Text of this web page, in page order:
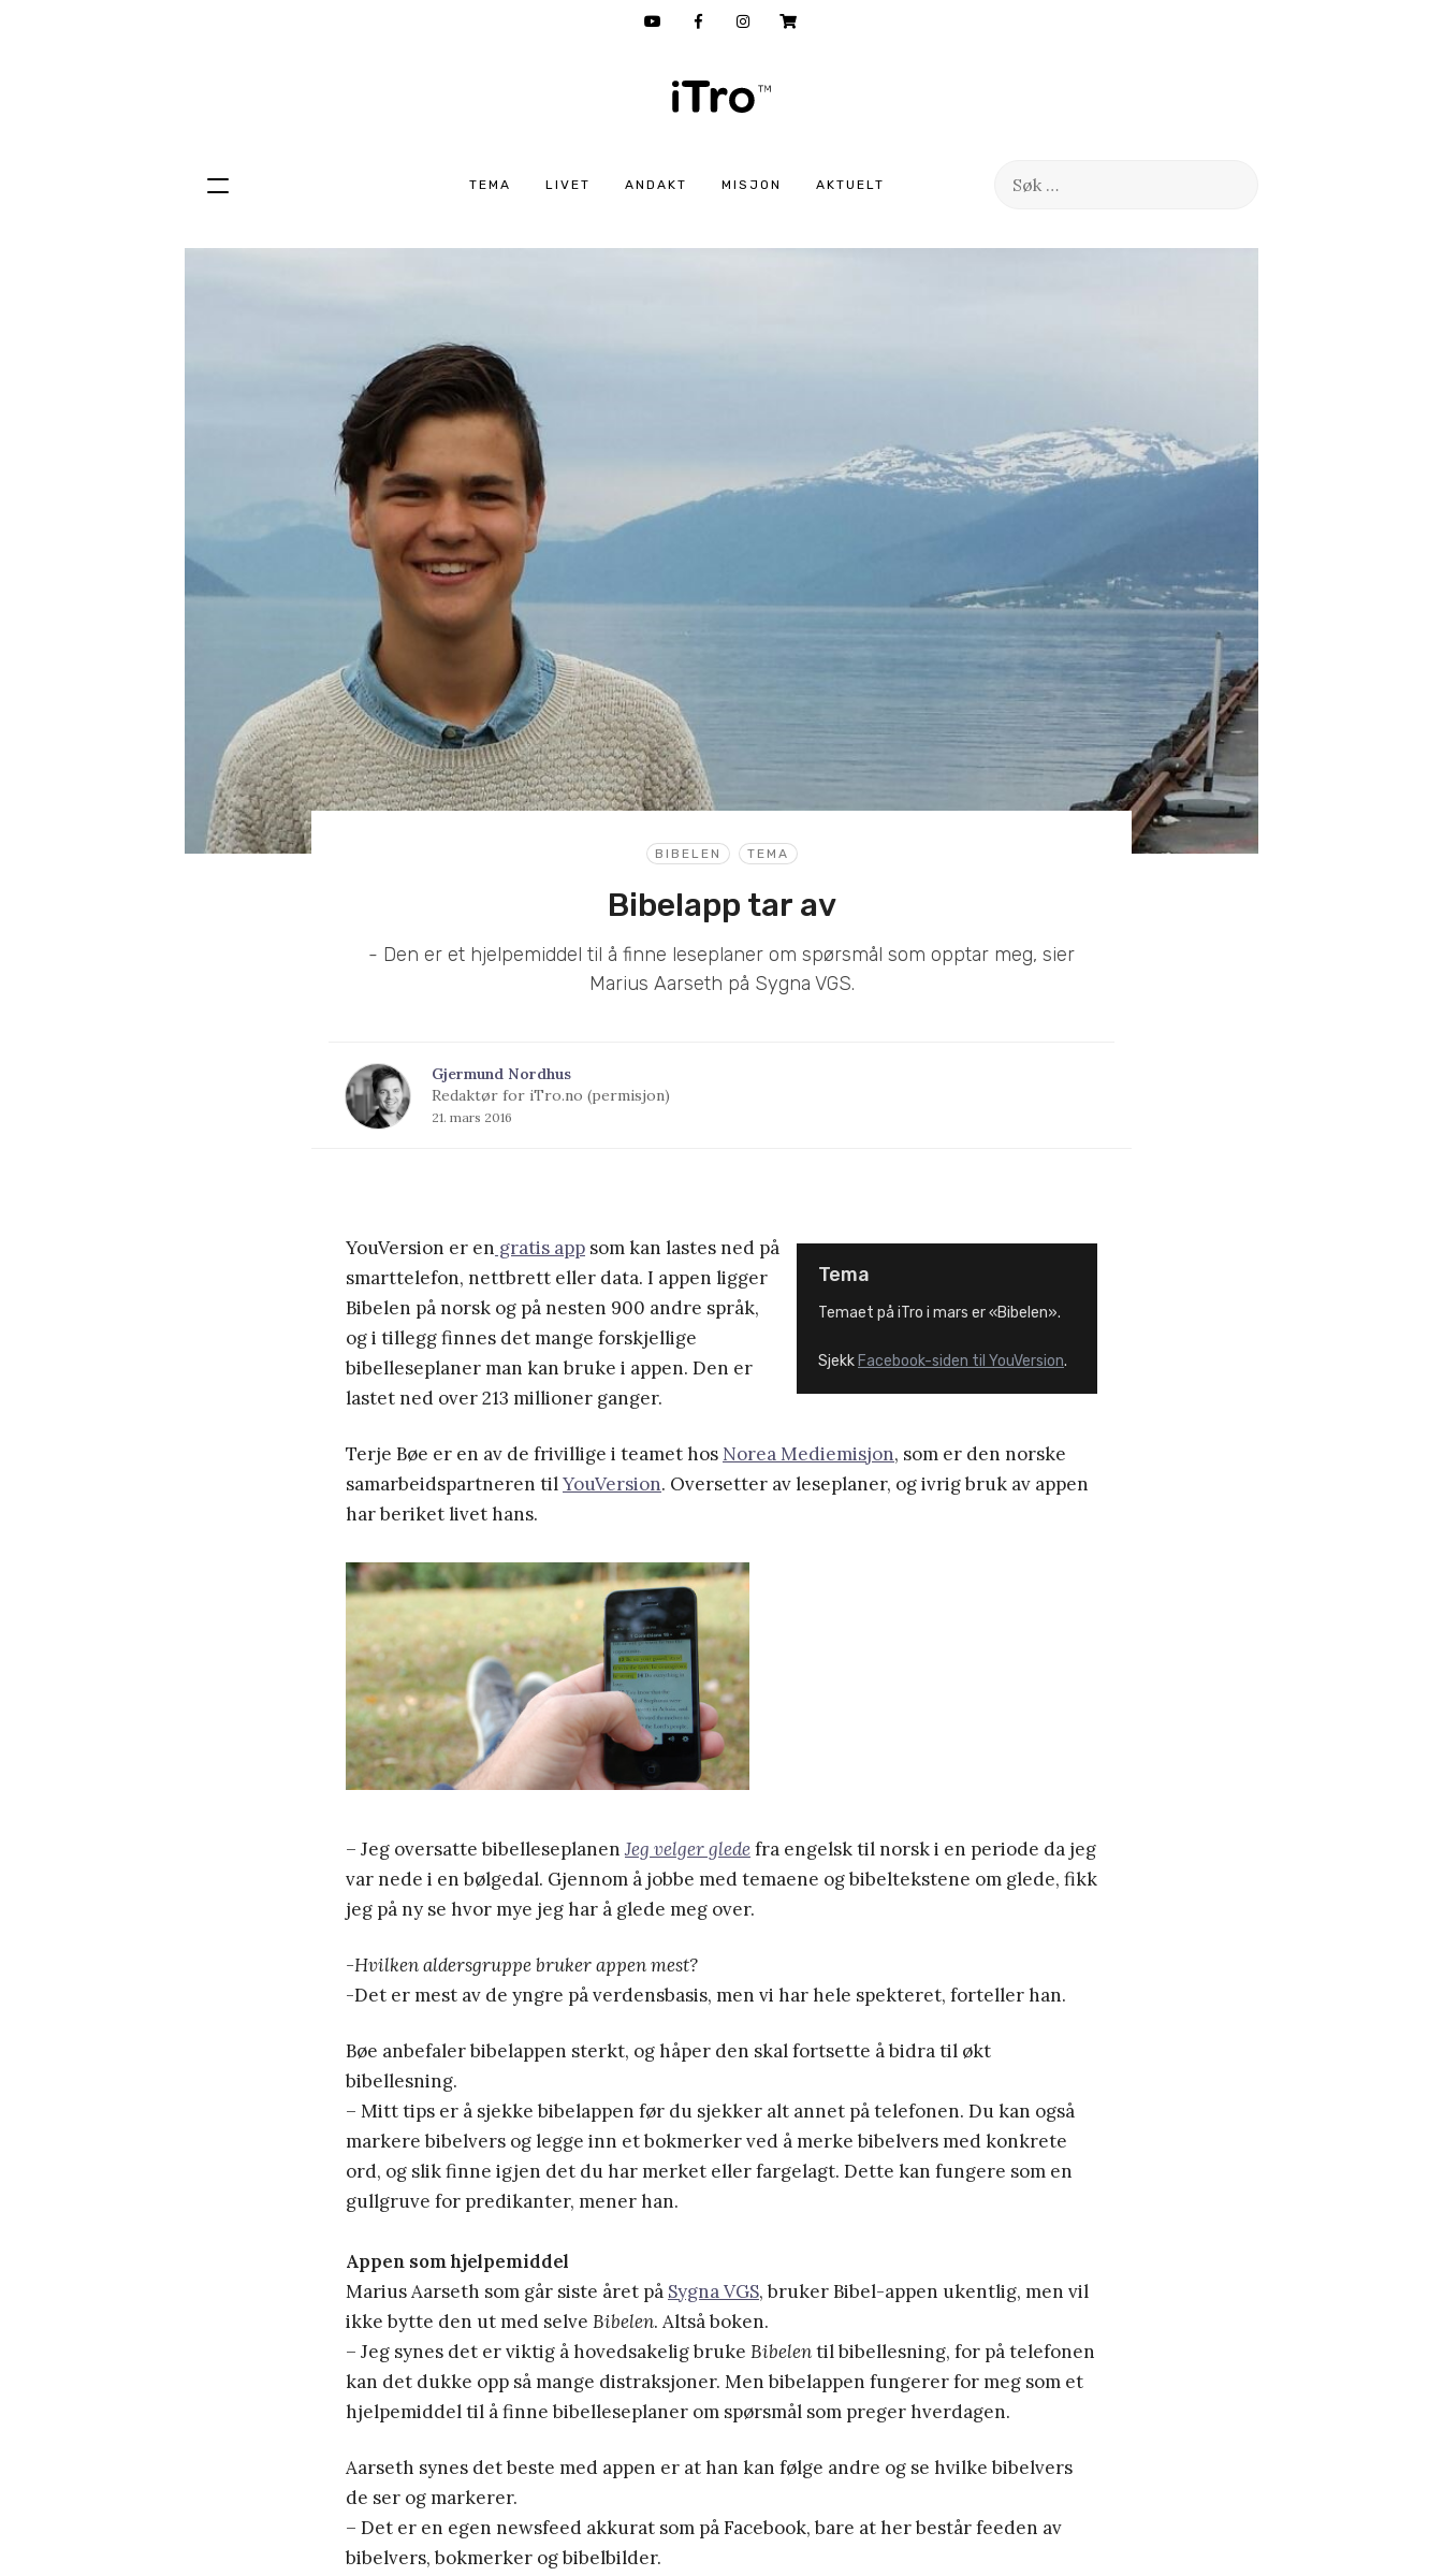
TEMA LIVET ANDAKT MISJON AKTUELT
Søk
Hopp
BIBELEN TEMA
Bibelapp tar av
- Den er et hjelpemiddel til å finne leseplaner om spørsmål som opptar meg, sier
Marius Aarseth på Sygna VGS.
Gjermund Nordhus
Redaktør for iTro.no (permisjon)
21. mars 2016
Tema
Temaet på iTro i mars er «Bibelen».
Sjekk Facebook-siden til YouVersion.
YouVersion er en gratis app som kan lastes ned på
smarttelefon, nettbrett eller data. I appen ligger
Bibelen på norsk og på nesten 900 andre språk,
og i tillegg finnes det mange forskjellige
bibelleseplaner man kan bruke i appen. Den er
lastet ned over 213 millioner ganger.
Terje Bøe er en av de frivillige i teamet hos Norea Mediemisjon, som er den norske
samarbeidspartneren tilYouVersion. Oversetter av leseplaner, og ivrig bruk av appen
har beriket livet hans.
– Jeg oversatte bibelleseplanen Jeg velger gledefra engelsk til norsk i en periode da jeg
var nede i en bølgedal. Gjennom å jobbe med temaene og bibeltekstene om glede, fikk
jeg på ny se hvor mye jeg har å glede meg over.
-Hvilken aldersgruppe bruker appen mest?
-Det er mest av de yngre på verdensbasis, men vi har hele spekteret, forteller han.
Bøe anbefaler bibelappen sterkt, og håper den skal fortsette å bidra til økt
bibellesning.
– Mitt tips er å sjekke bibelappen før du sjekker alt annet på telefonen. Du kan også
markere bibelvers og legge inn et bokmerker ved å merke bibelvers med konkrete
ord, og slik finne igjen det du har merket eller fargelagt. Dette kan fungere som en
gullgruve for predikanter, mener han.
Appen som hjelpemiddel
Marius Aarseth som går siste året på Sygna VGS, bruker Bibel-appen ukentlig, men vil
ikke bytte den ut med selve Bibelen. Altså boken.
– Jeg synes det er viktig å hovedsakelig bruke Bibelentil bibellesning, for på telefonen
kan det dukke opp så mange distraksjoner. Men bibelappen fungerer for meg som et
hjelpemiddel til å finne bibelleseplaner om spørsmål som preger hverdagen.
Aarseth synes det beste med appen er at han kan følge andre og se hvilke bibelvers
de ser og markerer.
– Det er en egen newsfeed akkurat som på Facebook, bare at her består feeden av
bibelvers, bokmerker og bibelbilder.